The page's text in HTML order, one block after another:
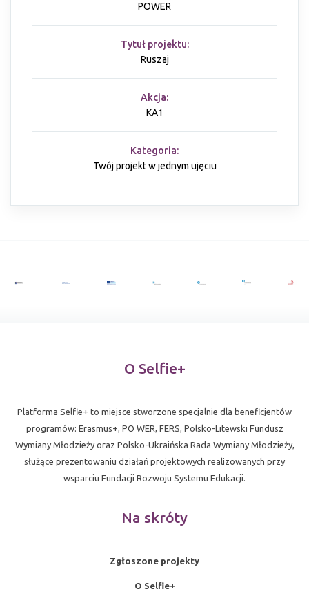
POWER
Tytuł projektu:
Ruszaj
Akcja:
KA1
Kategoria:
Twój projekt w jednym ujęciu
O Selfie+
Platforma Selfie+ to miejsce stworzone specjalnie dla beneficjentów
programów: Erasmus+, PO WER, FERS, Polsko-Litewski Fundusz
Wymiany Młodzieży oraz Polsko-Ukraińska Rada Wymiany Młodzieży,
służące prezentowaniu działań projektowych realizowanych przy
wsparciu Fundacji Rozwoju Systemu Edukacji.
Na skróty
Zgłoszone projekty
O Selfie+